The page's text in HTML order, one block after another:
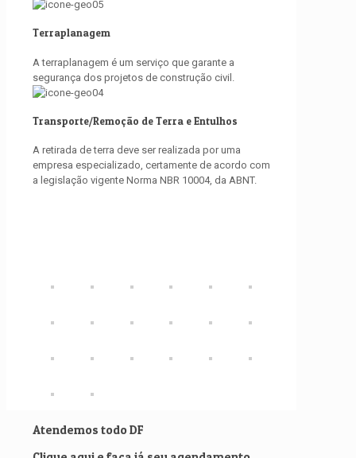
Terraplanagem
A terraplanagem é um serviço que garante a
segurança dos projetos de construção civil.
Transporte/Remoção de Terra e Entulhos
A retirada de terra deve ser realizada por uma
empresa especializado, certamente de acordo com
a legislação vigente Norma NBR 10004, da ABNT.
Atendemos todo DF